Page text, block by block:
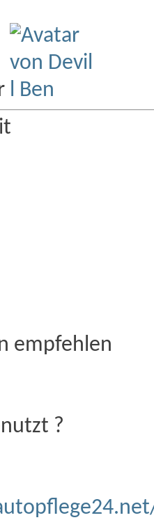
empfehlen
?